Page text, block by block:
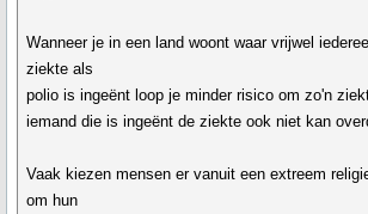
Wanneer je in een land woont waar vrijwel
ziekte als
polio is ingeënt loop je minder risico om zo'n
iemand die is ingeënt de ziekte ook niet kan
Vaak kiezen mensen er vanuit een extreem
om hun